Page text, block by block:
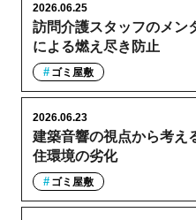
訪問介護スタッフのメン
による燃え尽き防止
2026.06.25
ゴミ屋敷
建築音響の視点から考え
住環境の劣化
2026.06.23
ゴミ屋敷